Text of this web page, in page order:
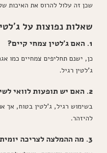
שכן זה עלול להרוס את האיכות
שאלות נפוצות על
1. האם ג'לטין צמחי קיים?
כן, ישנם תחליפים צמחיים כמו
ג'לטין רגיל.
2. האם יש תופעות לוואי לשימוש בג'לטין?
בשימוש רגיל, ג'לטין בטוח, אך
להיזהר.
3. מה ההמלצה לצריכה יומית?